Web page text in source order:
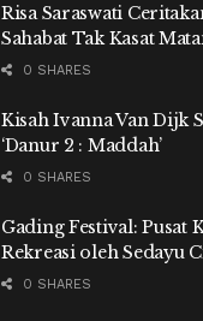
Risa Saraswati
Sahabat Tak Kasat
0 SHARES
Kisah Ivanna Van Dijk
‘Danur 2 : Maddah’
0 SHARES
Gading Festival: Pusat
Rekreasi oleh Sedayu
0 SHARES